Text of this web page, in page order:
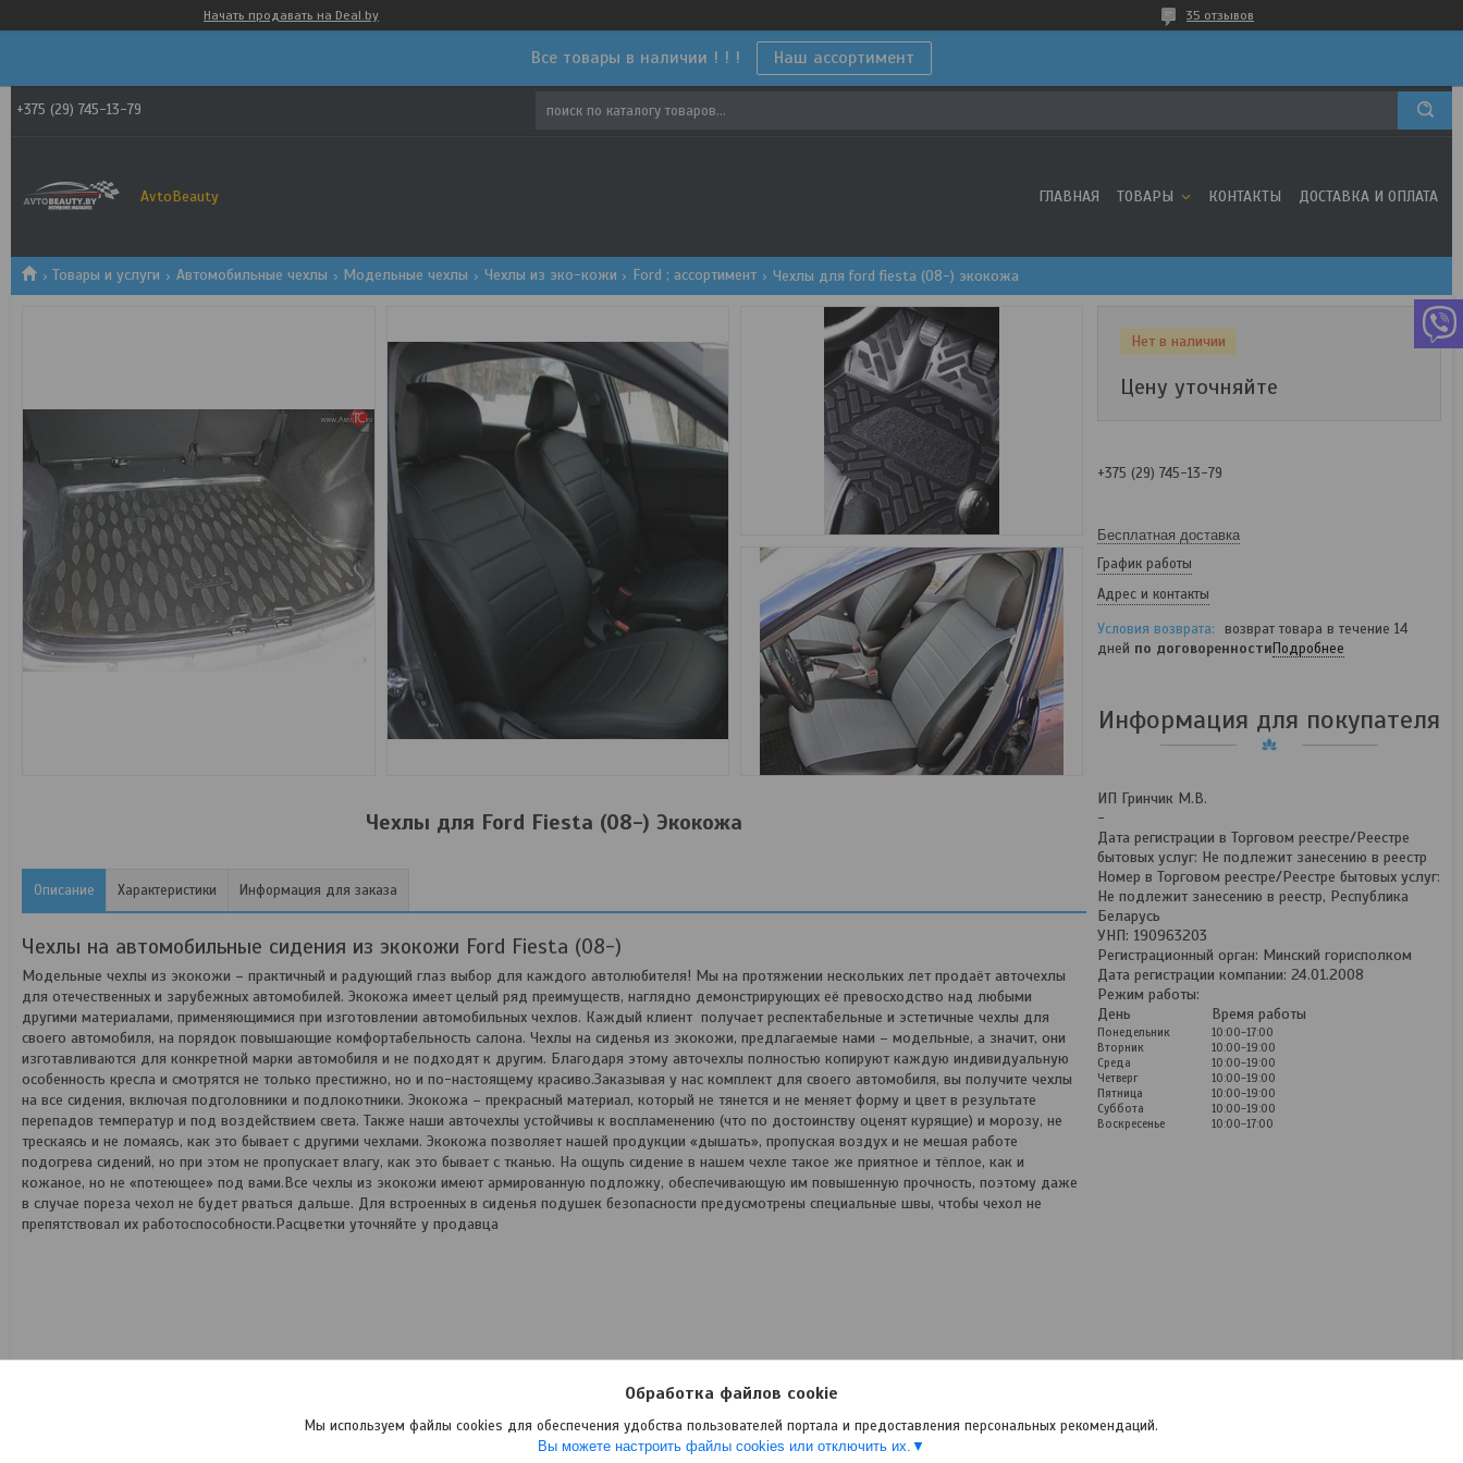
Начать продавать на Deal.by 35 отзывов
Все товары в наличии ! ! ! Наш ассортимент
+375 (29) 745-13-79
AvtoBeauty ГЛАВНАЯ ТОВАРЫ КОНТАКТЫ ДОСТАВКА И ОПЛАТА
Товары и услуги Автомобильные чехлы Модельные чехлы Чехлы из эко-кожи Ford ; ассортимент Чехлы для ford fiesta (08-) экокожа
Чехлы для Ford Fiesta (08-) Экокожа
Описание Характеристики Информация для заказа
Чехлы на автомобильные сидения из экокожи Ford Fiesta (08-)
Модельные чехлы из экокожи – практичный и радующий глаз выбор для каждого автолюбителя! Мы на протяжении нескольких лет продаёт авточехлы
для отечественных и зарубежных автомобилей. Экокожа имеет целый ряд преимуществ, наглядно демонстрирующих её превосходство над любыми
другими материалами, применяющимися при изготовлении автомобильных чехлов. Каждый клиент получает респектабельные и эстетичные чехлы для
своего автомобиля, на порядок повышающие комфортабельность салона. Чехлы на сиденья из экокожи, предлагаемые нами – модельные, а значит, они
изготавливаются для конкретной марки автомобиля и не подходят к другим. Благодаря этому авточехлы полностью копируют каждую индивидуальную
особенность кресла и смотрятся не только престижно, но и по-настоящему красиво.Заказывая у нас комплект для своего автомобиля, вы получите чехлы
на все сидения, включая подголовники и подлокотники. Экокожа – прекрасный материал, который не тянется и не меняет форму и цвет в результате
перепадов температур и под воздействием света. Также наши авточехлы устойчивы к воспламенению (что по достоинству оценят курящие) и морозу, не
трескаясь и не ломаясь, как это бывает с другими чехлами. Экокожа позволяет нашей продукции «дышать», пропуская воздух и не мешая работе
подогрева сидений, но при этом не пропускает влагу, как это бывает с тканью. На ощупь сидение в нашем чехле такое же приятное и тёплое, как и
кожаное, но не «потеющее» под вами.Все чехлы из экокожи имеют армированную подложку, обеспечивающую им повышенную прочность, поэтому даже
в случае пореза чехол не будет рваться дальше. Для встроенных в сиденья подушек безопасности предусмотрены специальные швы, чтобы чехол не
препятствовал их работоспособности.Расцветки уточняйте у продавца
Нет в наличии
Цену уточняйте
+375 (29) 745-13-79
Бесплатная доставка
График работы
Адрес и контакты
возврат товара в течение 14
дней по договоренностиПодробнее
Информация для покупателя
ИП Гринчик М.В.
-
Дата регистрации в Торговом реестре/Реестре
бытовых услуг: Не подлежит занесению в реестр
Номер в Торговом реестре/Реестре бытовых услуг:
Не подлежит занесению в реестр, Республика
Беларусь
УНП: 190963203
Регистрационный орган: Минский горисполком
Дата регистрации компании: 24.01.2008
Режим работы:
День
Время работы
Понедельник
10:00-17:00
Вторник
10:00-19:00
Среда
10:00-19:00
Четверг
10:00-19:00
Пятница
10:00-19:00
Суббота
10:00-19:00
Воскресенье
10:00-17:00
Обработка файлов cookie
Мы используем файлы cookies для обеспечения удобства пользователей портала и предоставления персональных рекомендаций.
Вы можете настроить файлы cookies или отключить их.